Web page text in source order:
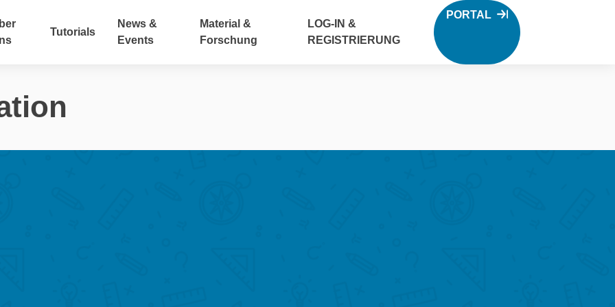
Tutorials
News &
Events
Material &
Forschung
LOG-IN &
REGISTRIERUNG
PORTAL